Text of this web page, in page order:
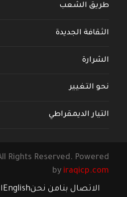
طريق الشعب
الثقافة الجديدة
الشرارة
نحو التغيير
التيار الديمقراطي
Rights Reserved. Powered
by iraqicp.com
الاتصال بنامن نحنEnglish